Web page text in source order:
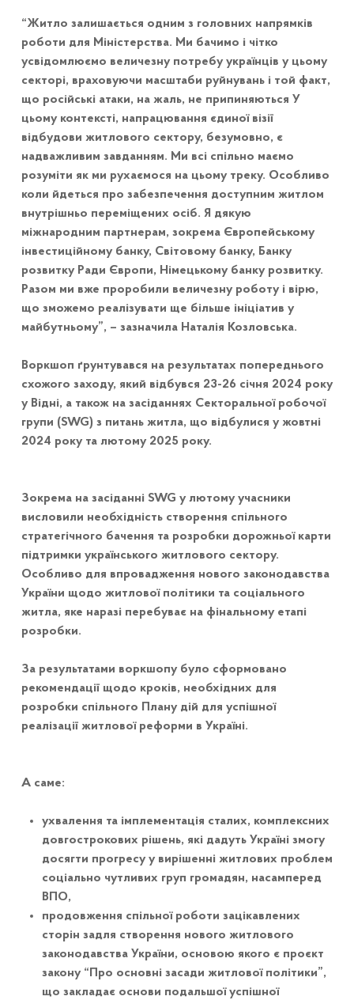
“Житло залишається одним з головних напрямків
роботи для Міністерства. Ми бачимо і чітко
усвідомлюємо величезну потребу українців у цьому
секторі, враховуючи масштаби руйнувань і той факт,
що російські атаки, на жаль, не припиняються У
цьому контексті, напрацювання єдиної візії
відбудови житлового сектору, безумовно, є
надважливим завданням. Ми всі спільно маємо
розуміти як ми рухаємося на цьому треку. Особливо
коли йдеться про забезпечення доступним житлом
внутрішньо переміщених осіб. Я дякую
міжнародним партнерам, зокрема Європейському
інвестиційному банку, Світовому банку, Банку
розвитку Ради Європи, Німецькому банку розвитку.
Разом ми вже проробили величезну роботу і вірю,
що зможемо реалізувати ще більше ініціатив у
майбутньому”, – зазначила Наталія Козловська.
Воркшоп ґрунтувався на результатах попереднього
схожого заходу, який відбувся 23-26 січня 2024 року
у Відні, а також на засіданнях Секторальної робочої
групи (SWG) з питань житла, що відбулися у жовтні
2024 року та лютому 2025 року.
Зокрема на засіданні SWG у лютому учасники
висловили необхідність створення спільного
стратегічного бачення та розробки дорожньої карти
підтримки українського житлового сектору.
Особливо для впровадження нового законодавства
України щодо житлової політики та соціального
житла, яке наразі перебуває на фінальному етапі
розробки.
За результатами воркшопу було сформовано
рекомендації щодо кроків, необхідних для
розробки спільного Плану дій для успішної
реалізації житлової реформи в Україні.
А саме:
ухвалення та імплементація сталих, комплексних
довгострокових рішень, які дадуть Україні змогу
досягти прогресу у вирішенні житлових проблем
соціально чутливих груп громадян, насамперед
ВПО,
продовження спільної роботи зацікавлених
сторін задля створення нового житлового
законодавства України, основою якого є проєкт
закону “Про основні засади житлової політики”,
що закладає основи подальшої успішної